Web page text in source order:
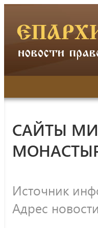
САЙТЫ
Источник
Адрес